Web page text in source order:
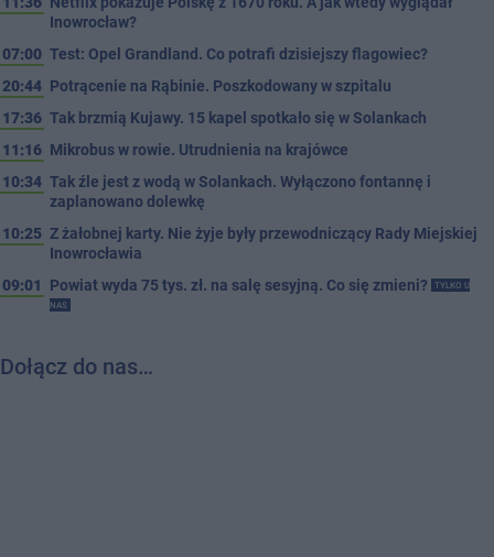
Inowrocław?
07:00 Test: Opel Grandland. Co potrafi dzisiejszy flagowiec?
20:44 Potrącenie na Rąbinie. Poszkodowany w szpitalu
17:36 Tak brzmią Kujawy. 15 kapel spotkało się w Solankach
11:16 Mikrobus w rowie. Utrudnienia na krajówce
10:34 Tak źle jest z wodą w Solankach. Wyłączono fontannę i
zaplanowano dolewkę
10:25 Z żałobnej karty. Nie żyje były przewodniczący Rady Miejskiej
Inowrocławia
09:01
Powiat wyda 75 tys. zł. na salę sesyjną. Co się zmieni?
TYLKO U
NAS
Dołącz do nas…